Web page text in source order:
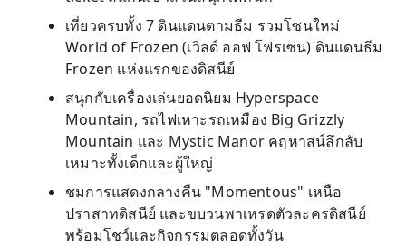
เที่ยวครบทั้ง 7 ดินแดนตามธีม รวมโซนใหม่
World of Frozen (เวิลด์ ออฟ โฟรเซ่น) ดินแดนธีม
Frozen แห่งแรกของดิสนีย์
สนุกกับเครื่องเล่นยอดนิยม Hyperspace
Mountain, รถไฟเหาะรถเหมือง Big Grizzly
Mountain และ Mystic Manor คฤหาสน์ลึกลับ
เหมาะทั้งเด็กและผู้ใหญ่
ชมการแสดงกลางคืน "Momentous" เหนือ
ปราสาทดิสนีย์ และขบวนพาเหรดตัวละครดิสนีย์
พร้อมโชว์และกิจกรรมตลอดทั้งวัน